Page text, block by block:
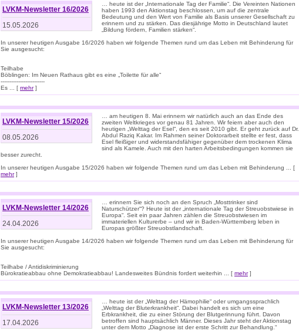
LVKM-Newsletter 16/2026
15.05.2026
… heute ist der „Internationale Tag der Familie“. Die Vereinten Nationen
haben 1993 den Aktionstag beschlossen, um auf die zentrale
Bedeutung und den Wert von Familie als Basis unserer Gesellschaft zu
erinnern und zu stärken. Das diesjährige Motto in Deutschland lautet
„Bildung fördern, Familien stärken“.
In unserer heutigen Ausgabe 16/2026 haben wir folgende Themen rund um das Leben mit Behinderung für
Sie ausgesucht:
Teilhabe
Böblingen: Im Neuen Rathaus gibt es eine „Toilette für alle“
-------------------------
Es ... [ mehr]
LVKM-Newsletter 15/2026
08.05.2026
… am heutigen 8. Mai erinnern wir natürlich auch an das Ende des
zweiten Weltkrieges vor genau 81 Jahren. Wir feiern aber auch den
heutigen „Welttag der Esel“, den es seit 2010 gibt. Er geht zurück auf Dr.
Abdul Raziq Kakar. Im Rahmen seiner Doktorarbeit stellte er fest, dass
Esel fleißiger und widerstandsfähiger gegenüber dem trockenen Klima
sind als Kamele. Auch mit den harten Arbeitsbedingungen kommen sie
besser zurecht.
In unserer heutigen Ausgabe 15/2026 haben wir folgende Themen rund um das Leben mit Behinderung ... [
mehr]
LVKM-Newsletter 14/2026
24.04.2026
… erinnern Sie sich noch an den Spruch „Mosttrinker sind
Naturschützer“? Heute ist der „internationale Tag der Streuobstwiese in
Europa“. Seit ein paar Jahren zählen die Streuobstwiesen im
immateriellen Kulturerbe – und wir in Baden-Württemberg leben in
Europas größter Streuobstlandschaft.
In unserer heutigen Ausgabe 14/2026 haben wir folgende Themen rund um das Leben mit Behinderung für
Sie ausgesucht:
Teilhabe / Antidiskriminierung
Bürokratieabbau ohne Demokratieabbau! Landesweites Bündnis fordert weiterhin ... [ mehr]
LVKM-Newsletter 13/2026
17.04.2026
… heute ist der „Welttag der Hämophilie“ oder umgangssprachlich
„Welttag der Bluterkrankheit“. Dabei handelt es sich um eine
Erbkrankheit, die zu einer Störung der Blutgerinnung führt. Davon
betroffen sind hauptsächlich Männer. Dieses Jahr steht der Aktionstag
unter dem Motto „Diagnose ist der erste Schritt zur Behandlung.“